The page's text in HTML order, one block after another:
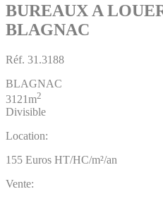
BUREAUX A
BLAGNAC
Réf. 31.3188
BLAGNAC
3121m2
Divisible
Location:
155 Euros HT/HC/m²/an
Vente: